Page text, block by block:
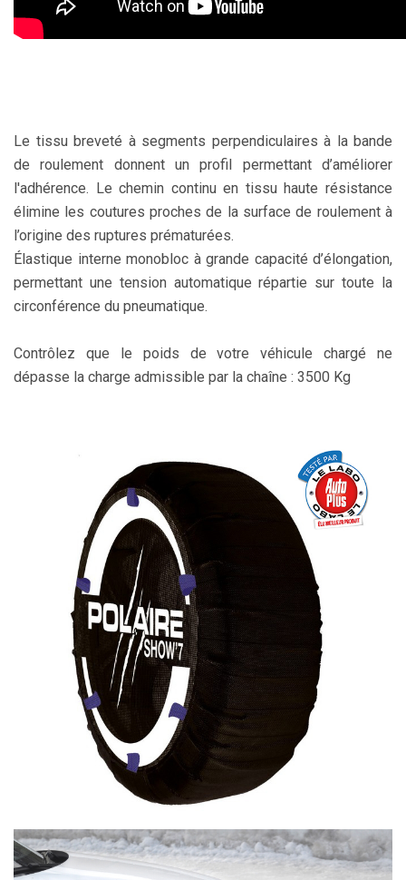
Le tissu breveté à segments perpendiculaires à la bande
de roulement donnent un profil permettant d’améliorer
l'adhérence. Le chemin continu en tissu haute résistance
élimine les coutures proches de la surface de roulement à
l’origine des ruptures prématurées.
Élastique interne monobloc à grande capacité d’élongation,
permettant une tension automatique répartie sur toute la
circonférence du pneumatique.
Contrôlez que le poids de votre véhicule chargé ne
dépasse la charge admissible par la chaîne : 3500 Kg